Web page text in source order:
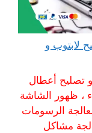
الزور 65511033 تصليح لابتوب و
تصليح أعطال
، ظهور الشاشة
الرسومات
مشاكل